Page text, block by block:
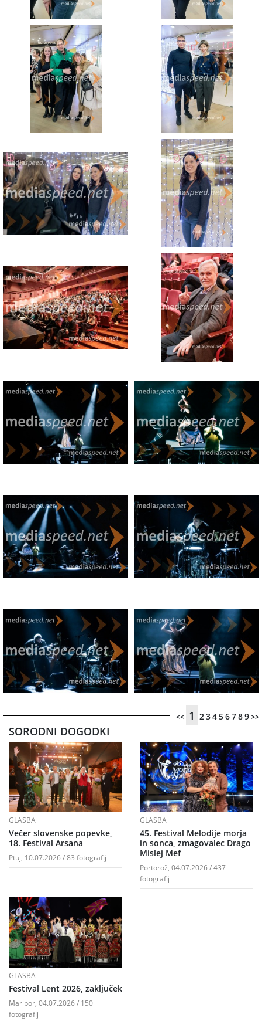
<< 1 23456789>>
SORODNI DOGODKI
GLASBA
Večer slovenske popevke,
18. Festival Arsana
Ptuj, 10.07.2026 / 83 fotografij
GLASBA
45. Festival Melodije morja
in sonca, zmagovalec Drago
Mislej Mef
Portorož, 04.07.2026 / 437
fotografij
GLASBA
Festival Lent 2026, zaključek
Maribor, 04.07.2026 / 150
fotografij